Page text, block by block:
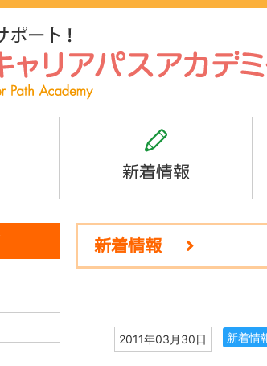
新着情報
新着情報
2011年03月30日 新着情